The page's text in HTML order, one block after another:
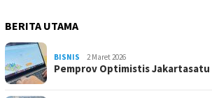
BERITA UTAMA
BISNIS 2 Maret 2026
Pemprov Optimistis